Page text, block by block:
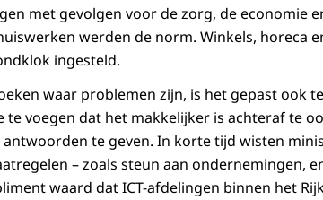
met gevolgen voor de zorg, de economie
werden de norm. Winkels, horeca
ingesteld.
waar problemen zijn, is het gepast ook
te voegen dat het makkelijker is achteraf te
te geven. In korte tijd wisten
– zoals steun aan ondernemingen,
waard dat ICT-afdelingen binnen het